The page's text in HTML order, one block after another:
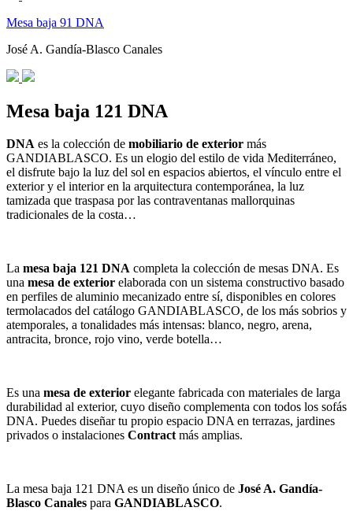
Mesa baja 91 DNA
José A. Gandía-Blasco Canales
Mesa baja 121 DNA
DNA es la colección de mobiliario de exterior más
GANDIABLASCO. Es un elogio del estilo de vida Mediterráneo,
el disfrute bajo la luz del sol en espacios abiertos, el vínculo entre el
exterior y el interior en la arquitectura contemporánea, la luz
tamizada que traspasa por las contraventanas mallorquinas
tradicionales de la costa…
La mesa baja 121 DNA completa la colección de mesas DNA. Es
una mesa de exterior elaborada con un sistema constructivo basado
en perfiles de aluminio mecanizado entre sí, disponibles en colores
termolacados del catálogo GANDIABLASCO, de los más sobrios y
atemporales, a tonalidades más intensas: blanco, negro, arena,
antracita, bronce, rojo vino, verde botella…
Es una mesa de exterior elegante fabricada con materiales de larga
durabilidad al exterior, cuyo diseño complementa con todos los sofás
DNA. Puedes diseñar tu propio espacio DNA en terrazas, jardines
privados o instalaciones Contractmás amplias.
La mesa baja 121 DNA es un diseño único de José A. Gandía-
Blasco Canales para GANDIABLASCO.